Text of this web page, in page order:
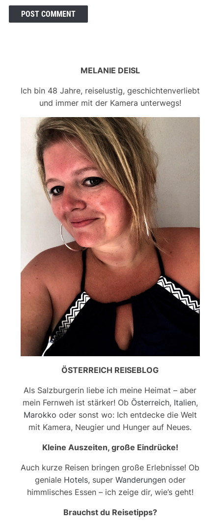
MELANIE DEISL
Ich bin 48 Jahre, reiselustig, geschichtenverliebt
und immer mit der Kamera unterwegs!
ÖSTERREICH REISEBLOG
Als Salzburgerin liebe ich meine Heimat – aber
mein Fernweh ist stärker! Ob Österreich, Italien,
Marokko oder sonst wo: Ich entdecke die Welt
mit Kamera, Neugier und Hunger auf Neues.
Kleine Auszeiten, große Eindrücke!
Auch kurze Reisen bringen große Erlebnisse! Ob
geniale Hotels, super Wanderungenoder
himmlisches Essen – ich zeige dir, wie’s geht!
Brauchst du Reisetipps?